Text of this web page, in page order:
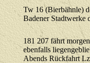
Tw 16 (Bierbähnle)
Badener Stadtwerke
181 207 fährt
ebenfalls
Abends Rückfahrt